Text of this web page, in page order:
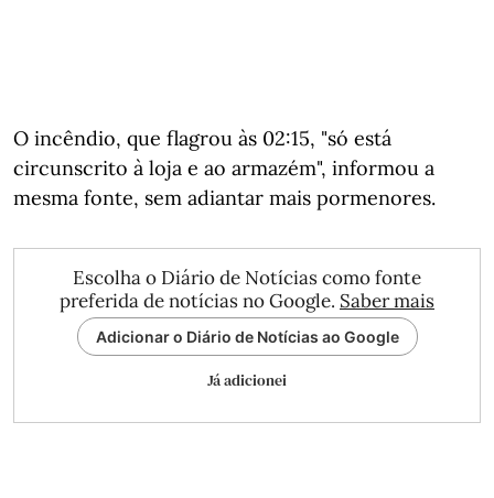
O incêndio, que flagrou às 02:15, "só está
circunscrito à loja e ao armazém", informou a
mesma fonte, sem adiantar mais pormenores.
Escolha o Diário de Notícias como fonte
preferida de notícias no Google. Saber mais
Adicionar o Diário de Notícias ao Google
Já adicionei